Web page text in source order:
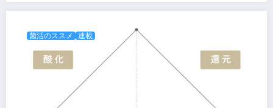
菌活のススメ 連載